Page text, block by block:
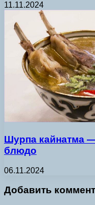
11.11.2024
Шурпа кайнатма
блюдо
06.11.2024
Добавить